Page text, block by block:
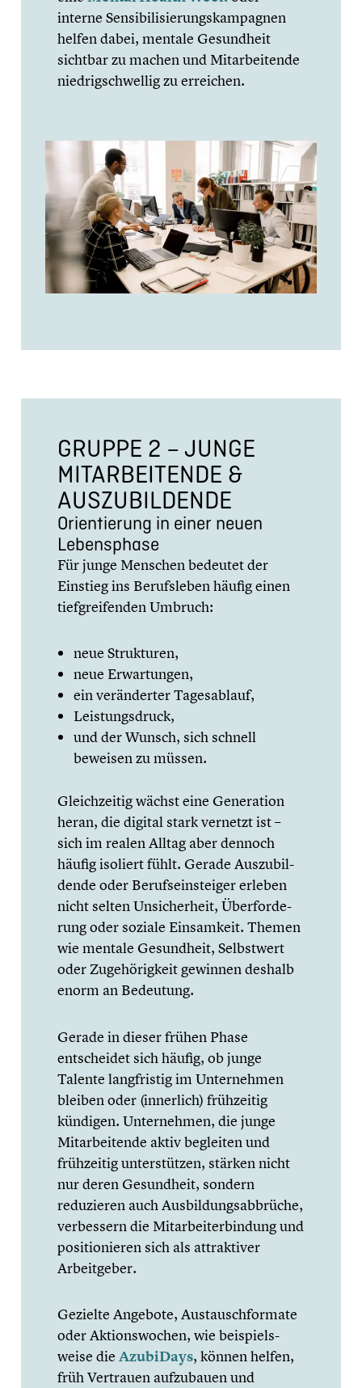
interne Sensi­bi­li­sie­rungs­kam­pa­gnen
helfen dabei, mentale Gesund­heit
sichtbar zu machen und Mitar­bei­tende
niedrig­schwel­lig zu erreichen.
GRUPPE 2 – JUNGE
MITAR­BEI­TENDE &
AUSZU­BIL­DENDE
Orien­tie­rung in einer neuen
Lebens­phase
Für junge Menschen bedeutet der
Einstieg ins Berufs­le­ben häufig einen
tiefgrei­fen­den Umbruch:
neue Struk­tu­ren,
neue Erwar­tun­gen,
ein verän­der­ter Tages­ab­lauf,
Leistungs­druck,
und der Wunsch, sich schnell
beweisen zu müssen.
Gleich­zei­tig wächst eine Genera­tion
heran, die digital stark vernetzt ist –
sich im realen Alltag aber dennoch
häufig isoliert fühlt. Gerade Auszu­bil­
dende oder Berufs­ein­stei­ger erleben
nicht selten Unsicher­heit, Überfor­de­
rung oder soziale Einsam­keit. Themen
wie mentale Gesund­heit, Selbst­wert
oder Zugehö­rig­keit gewinnen deshalb
enorm an Bedeutung.
Gerade in dieser frühen Phase
entschei­det sich häufig, ob junge
Talente langfris­tig im Unter­neh­men
bleiben oder (innerlich) frühzei­tig
kündigen. Unter­neh­men, die junge
Mitar­bei­tende aktiv begleiten und
frühzei­tig unter­stüt­zen, stärken nicht
nur deren Gesund­heit, sondern
reduzie­ren auch Ausbil­dungs­ab­brü­che,
verbes­sern die Mitar­bei­ter­bin­dung und
positio­nie­ren sich als attrak­ti­ver
Arbeit­ge­ber.
Gezielte Angebote, Austausch­for­mate
oder Aktions­wo­chen, wie beispiels­
weise die AzubiDays, können helfen,
früh Vertrauen aufzu­bauen und